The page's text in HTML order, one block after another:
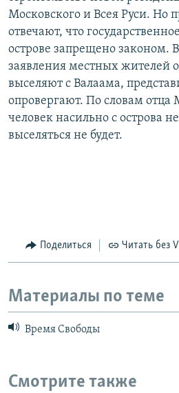
Московского и Всея Руси. Но
отвечают, что
острове запрещено законом.
заявления местных жителей
выселяют с Валаама,
опровергают. По словам
человек насильно с острова
выселяться не будет.
Поделиться Читать без
Материалы по теме
Время Свободы
Смотрите также